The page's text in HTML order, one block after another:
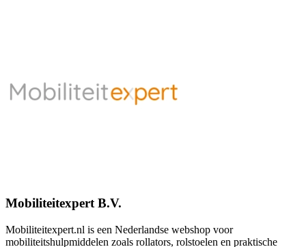
Mobiliteitexpert B.V.
Mobiliteitexpert.nl is een Nederlandse webshop voor
mobiliteitshulpmiddelen zoals rollators, rolstoelen en praktische